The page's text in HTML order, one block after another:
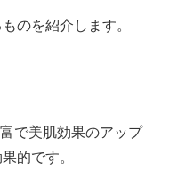
のを紹介します。
で美肌効果のアップ
的です。